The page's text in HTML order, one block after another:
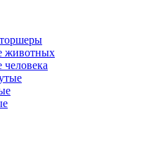
животных